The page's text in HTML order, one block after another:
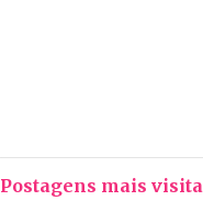
Postagens mais